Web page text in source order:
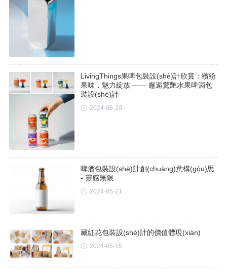
LivingThings果啤包裝設(shè)計欣賞：繽紛
果味，魅力綻放 —— 邂逅驚艷水果啤酒包
裝設(shè)計
2024-08-20
啤酒包裝設(shè)計創(chuàng)意構(gòu)思
- 靈感無限
2024-05-21
藏紅花包裝設(shè)計的價值體現(xiàn)
2024-05-15